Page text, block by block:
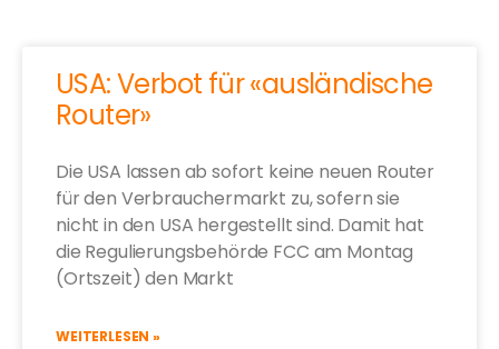
USA: Verbot für «ausländische
Router»
Die USA lassen ab sofort keine neuen Router
für den Verbrauchermarkt zu, sofern sie
nicht in den USA hergestellt sind. Damit hat
die Regulierungsbehörde FCC am Montag
(Ortszeit) den Markt
WEITERLESEN »